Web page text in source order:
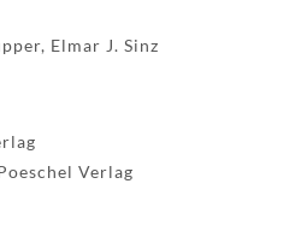
Elmar J. Sinz
Verlag